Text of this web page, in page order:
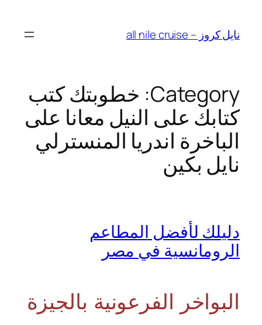
content
نايل كروز – all nile cruise
Category: خطوبتك كتب
كتابك على النيل معانا على
الباخرة اندريا المنسترلي
نايل بكين
دليلك لأفضل المطاعم
الرومانسية في مصر
البواخر الفرعونية بالجيزة